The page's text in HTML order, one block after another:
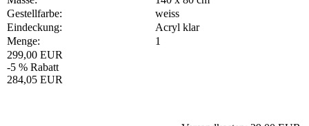
Gestellfarbe:
weiss
Eindeckung:
Acryl klar
Menge:
1
299,00 EUR
-5 % Rabatt
284,05 EUR